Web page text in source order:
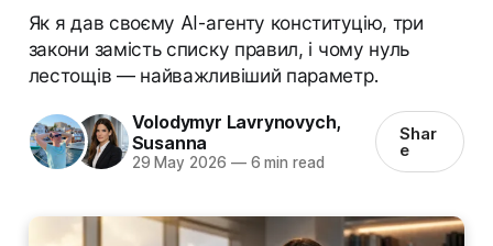
Як я дав своєму AI-агенту конституцію, три
закони замість списку правил, і чому нуль
лестощів — найважливіший параметр.
Volodymyr Lavrynovych,
Susanna
29 May 2026 —6 min read
Shar
e